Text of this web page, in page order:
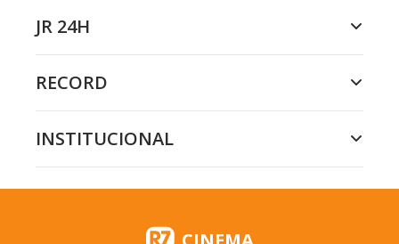
JR 24H
RECORD
INSTITUCIONAL